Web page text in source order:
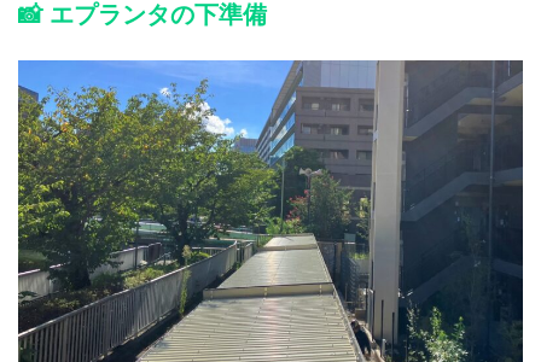
📸 エプランタの下準備